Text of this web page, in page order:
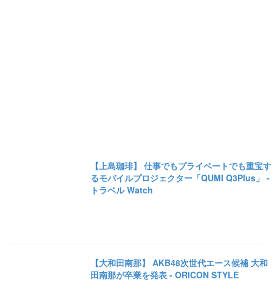
【上島珈琲】 仕事でもプライベートでも重宝す
るモバイルプロジェクター「QUMI Q3Plus」 -
トラベル Watch
【大和田南那】 AKB48次世代エース候補 大和
田南那が卒業を発表 - ORICON STYLE